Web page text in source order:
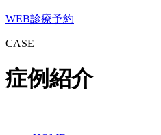
WEB診療予約
CASE
症例紹介